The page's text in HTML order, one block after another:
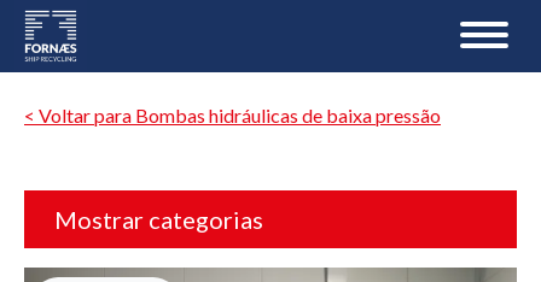
< Voltar para Bombas hidráulicas de baixa pressão
Mostrar categorias